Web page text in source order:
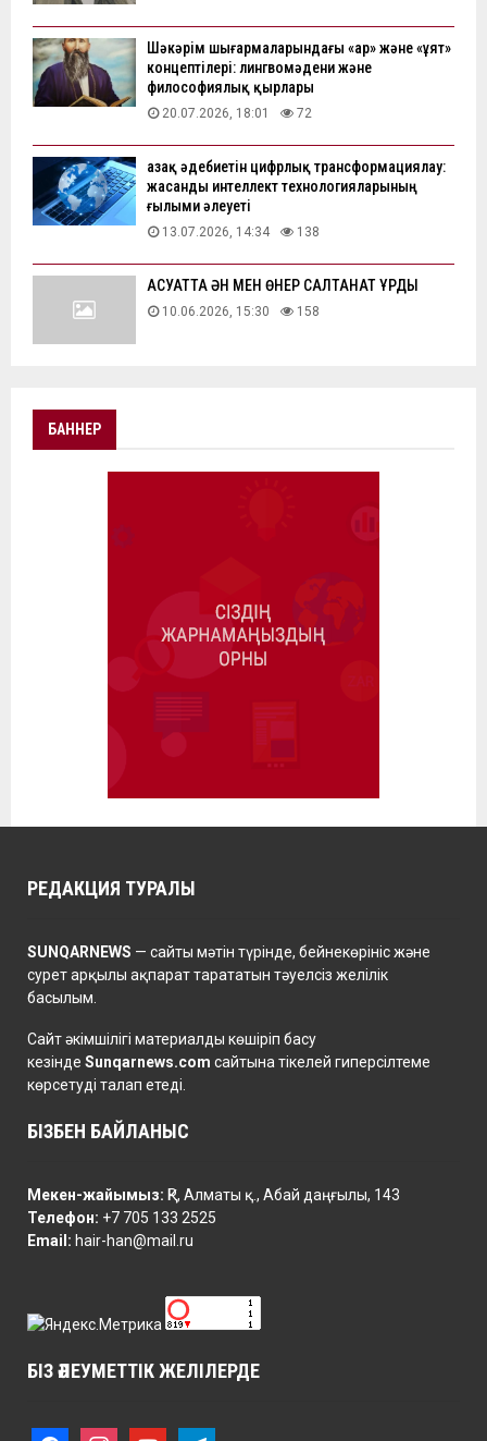
Шәкәрім шығармаларындағы «ар» және «ұят»
концептілері: лингвомәдени және
философиялық қырлары
20.07.2026, 18:01 72
Қазақ әдебиетін цифрлық трансформациялау:
жасанды интеллект технологияларының
ғылыми әлеуеті
13.07.2026, 14:34 138
АҚСУАТТА ӘН МЕН ӨНЕР САЛТАНАТ ҚҰРДЫ
10.06.2026, 15:30 158
БАННЕР
РЕДАКЦИЯ ТУРАЛЫ
SUNQARNEWS — сайты мәтін түрінде, бейнекөрініс және
сурет арқылы ақпарат тарататын тәуелсіз желілік
басылым.
Сайт әкімшілігі материалды көшіріп басу
кезінде Sunqarnews.com сайтына тікелей гиперсілтеме
көрсетуді талап етеді.
БІЗБЕН БАЙЛАНЫС
Мекен-жайымыз: ҚР, Алматы қ., Абай даңғылы, 143
Телефон: +7 705 133 2525
Email: hair-han@mail.ru
БІЗ ӘЛЕУМЕТТІК ЖЕЛІЛЕРДЕ